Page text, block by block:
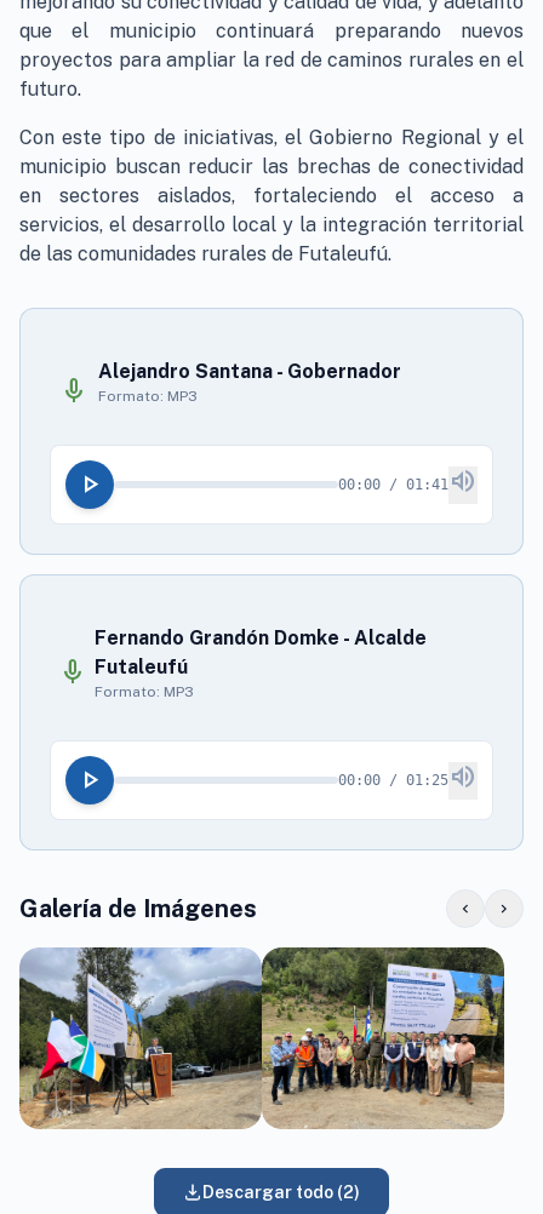
que el municipio continuará preparando nuevos
proyectos para ampliar la red de caminos rurales en el
futuro.
Con este tipo de iniciativas, el Gobierno Regional y el
municipio buscan reducir las brechas de conectividad
en sectores aislados, fortaleciendo el acceso a
servicios, el desarrollo local y la integración territorial
de las comunidades rurales de Futaleufú.
mic
Alejandro Santana - Gobernador
Formato: MP3
play_arrow 00:00 / 01:41 volume_up
mic
Fernando Grandón Domke - Alcalde
Futaleufú
Formato: MP3
play_arrow 00:00 / 01:25 volume_up
Galería de Imágenes chevron_left chevron_right
Descargar todo (2)